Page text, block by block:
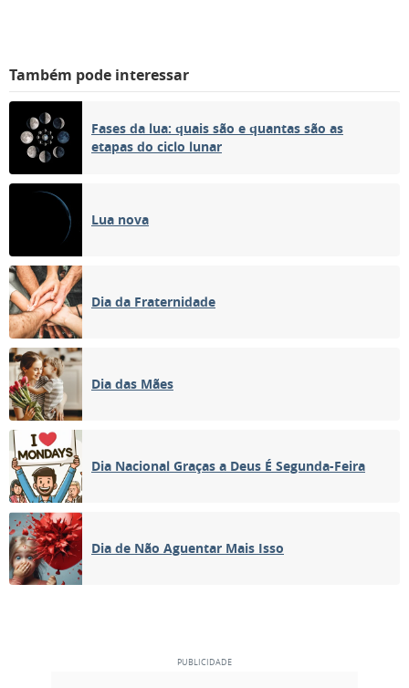
Também pode interessar
Fases da lua: quais são e quantas são as
etapas do ciclo lunar
Lua nova
Dia da Fraternidade
Dia das Mães
Dia Nacional Graças a Deus É Segunda-Feira
Dia de Não Aguentar Mais Isso